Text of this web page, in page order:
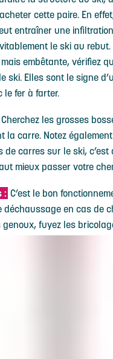
cette paire. En
entraîner une
le ski au
embêtante, vérifiez
ski. Elles sont le signe
le fer à farter.
Cherchez les grosses
la carre. Notez
de carres sur le ski,
mieux passer votre
: C’est le bon
déchaussage en cas de
genoux, fuyez les